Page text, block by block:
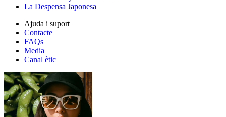
La Despensa Japonesa
Ajuda i suport
Contacte
FAQs
Media
Canal ètic